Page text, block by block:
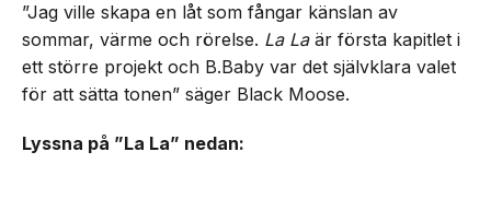
”Jag ville skapa en låt som fångar känslan av
sommar, värme och rörelse. La Laär första kapitlet i
ett större projekt och B.Baby var det självklara valet
för att sätta tonen” säger Black Moose.
Lyssna på ”La La” nedan: